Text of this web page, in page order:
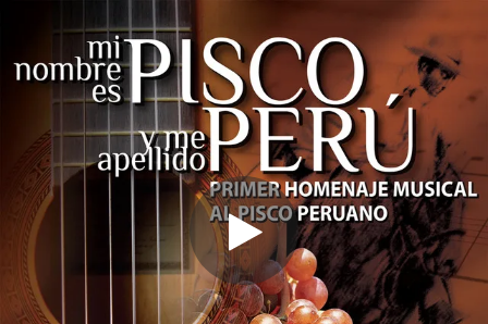
You're all set!